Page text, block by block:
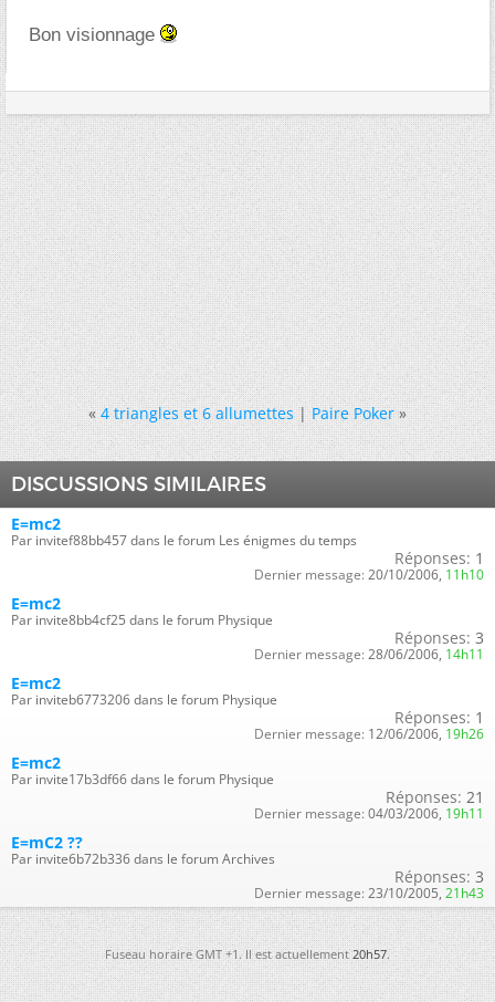
Bon visionnage
« 4 triangles et 6 allumettes|Paire Poker »
DISCUSSIONS SIMILAIRES
E=mc2
Par invitef88bb457 dans le forum Les énigmes du temps
Réponses: 1
Dernier message: 20/10/2006, 11h10
E=mc2
Par invite8bb4cf25 dans le forum Physique
Réponses: 3
Dernier message: 28/06/2006, 14h11
E=mc2
Par inviteb6773206 dans le forum Physique
Réponses: 1
Dernier message: 12/06/2006, 19h26
E=mc2
Par invite17b3df66 dans le forum Physique
Réponses: 21
Dernier message: 04/03/2006, 19h11
E=mC2 ??
Par invite6b72b336 dans le forum Archives
Réponses: 3
Dernier message: 23/10/2005, 21h43
Fuseau horaire GMT +1. Il est actuellement20h57.